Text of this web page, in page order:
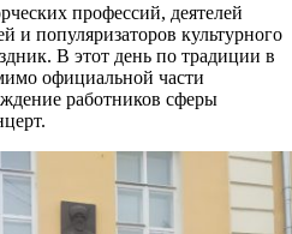
профессий, деятелей
и популяризаторов культурного
В этот день по традиции в
официальной части
работников сферы